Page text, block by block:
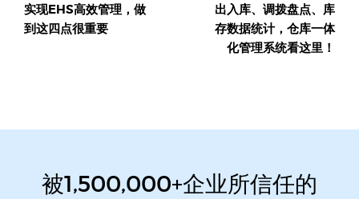
航实现EHS高效管理，做
到这四点很重要
出入库、调拨盘点、库
存数据统计，仓库一体
化管理系统看这里！
被1,500,000+企业所信任的